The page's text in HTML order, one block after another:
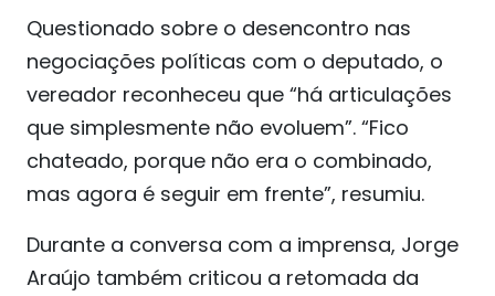
Questionado sobre o desencontro nas
negociações políticas com o deputado, o
vereador reconheceu que “há articulações
que simplesmente não evoluem”. “Fico
chateado, porque não era o combinado,
mas agora é seguir em frente”, resumiu.
Durante a conversa com a imprensa, Jorge
Araújo também criticou a retomada da